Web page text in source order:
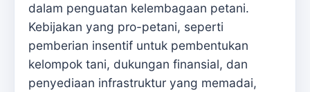
dalam penguatan kelembagaan petani.
Kebijakan yang pro-petani, seperti
pemberian insentif untuk pembentukan
kelompok tani, dukungan finansial, dan
penyediaan infrastruktur yang memadai,